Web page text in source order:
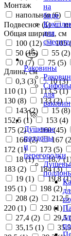
на
биде
для
Раковины
Сифоны
для
раковин
Душевые
поддоны
и
перегородки
Монтаж
напольная (6)
Подвесное (1)
Общая ширина, см
100 (12) 105 (
50 (15) 55 (2)
70 (7) 75 (5)
Длина, см
0,3 (3) 10 (3)
110 (1) 113,5 (1)
130 (8) 133 (2)
143 (2) 15 (8)
152,5 (1) 153 (4)
175 (2) 160 (45)
166 (2) 167 (2
172 (1) 173 (5)
18 (1) 18,7 (1
183 (2) 184 (3)
19 (1) 19,8 (1
195 (1) 198 (2)
208 (2) 212,5
220 (1) 230 (1)
27,4 (2) 29,5 (
35,15 (1)